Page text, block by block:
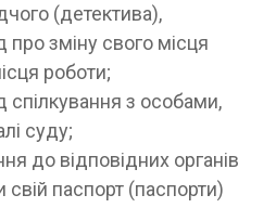
(детектива),
про зміну свого місця
роботи;
спілкування з особами,
суду;
до відповідних органів
паспорт (паспорти)